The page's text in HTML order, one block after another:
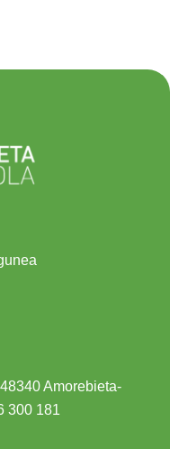
48340 Amorebieta-
300 181